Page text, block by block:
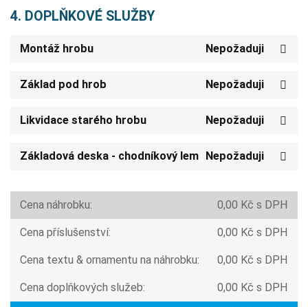
4. DOPLŇKOVÉ SLUŽBY
Montáž hrobu Nepožaduji
Základ pod hrob Nepožaduji
Likvidace starého hrobu Nepožaduji
Základová deska - chodníkový lem Nepožaduji
Cena náhrobku: 0,00 Kč s DPH
Cena příslušenství: 0,00 Kč s DPH
Cena textu & ornamentu na náhrobku: 0,00 Kč s DPH
Cena doplňkových služeb: 0,00 Kč s DPH